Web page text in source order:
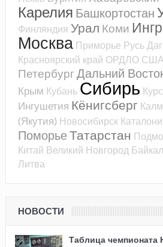
Карелия Башкортостан
Финляндия Урал Коми
Москва Приморье Русь
Красноярский край ОРДЛО США
ПетербургДальний
Крым Кубань Сибирь
Ингушетия Кёнигсберг
(Якутия) Новосибирск
ПоморьеТатарстан
Китай Великий Новгород
Литва
НОВОСТИ
Таблица чемпионата